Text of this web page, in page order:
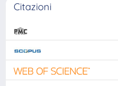
Citazioni